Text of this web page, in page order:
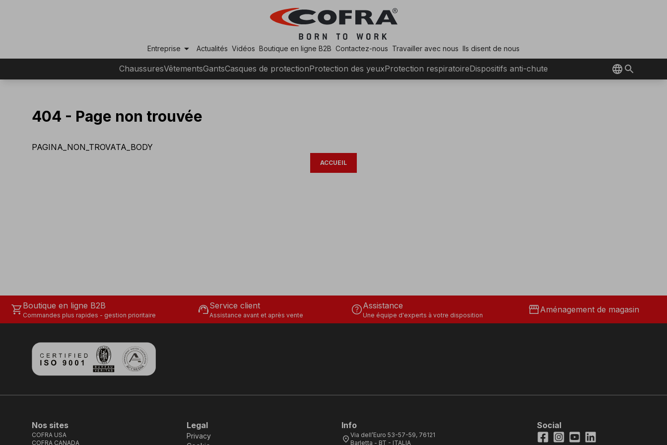
Entreprise arrow_drop_down Actualités Vidéos Boutique en ligne B2B Contactez-nous Travailler avec nous Ils disent de nous
ChaussuresVêtementsGantsCasques de protectionProtection des yeuxProtection respiratoireDispositifs anti-chute
404 - Page non trouvée
PAGINA_NON_TROVATA_BODY
ACCUEIL
shopping_cartBoutique en ligne B2B
Commandes plus rapides - gestion prioritaire support_agentService client
Assistance avant et après vente helpAssistance
Une équipe d'experts à votre disposition storefrontAménagement de magasin
Nos sites
COFRA USA
COFRA CANADA
Legal
Privacy
Info
location_on Via dell’Euro 53-57-59, 76121
Barletta - BT - ITALIA
Social
Facebook
Instagram
YoutubeLinkedIn